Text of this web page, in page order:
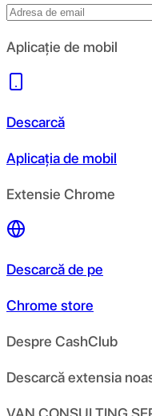
Aplicație de mobil
Descarcă
Aplicația de mobil
Extensie Chrome
Descarcă de pe
Chrome store
Despre CashClub
Descarcă extensia